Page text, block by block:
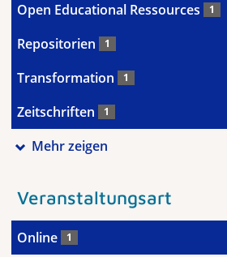
Open Educational Ressources 1
Repositorien 1
Transformation 1
Zeitschriften 1
Mehr zeigen
Veranstaltungsart
Online 1